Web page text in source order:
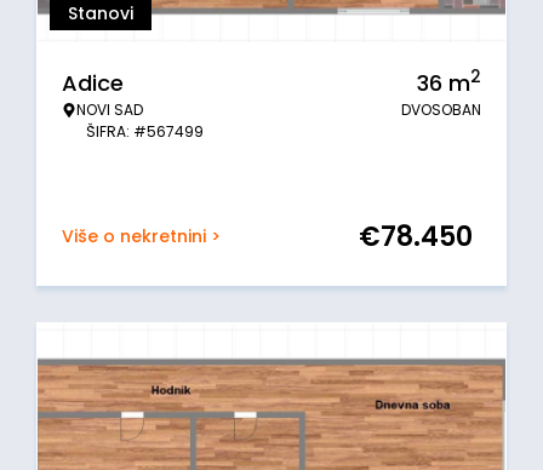
Stanovi
Adice
NOVI SAD
ŠIFRA: #567499
36 m2
DVOSOBAN
Više o nekretnini > €78.450